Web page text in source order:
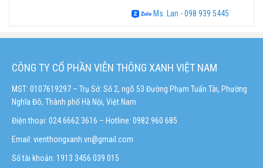
Ms. Lan - 098 939 5445
CÔNG TY CỔ PHẦN VIỄN THÔNG XANH VIỆT NAM
MST: 0107619297 – Trụ Sở: Số 2, ngõ 53 Đường Phạm Tuấn Tài, Phường
Nghĩa Đô, Thành phố Hà Nội, Việt Nam
Điện thoại: 024.6662 3616 – Hotline: 0982 960 685
Email: vienthongxanh.vn@gmail.com
Số tài khoản: 1913 3456 039 015